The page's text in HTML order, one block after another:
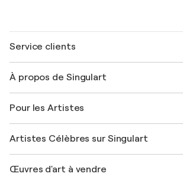
Service clients
Expédition
Offrir une carte cadeau
Rejoignez notre programme commercial
Mon compte
+33 1 76 44 06 42
À propos de Singulart
FAQ
Magazine Singulart
Emplois
Découvrez une sélection d'art original
Pour les Artistes
Se connecter en tant qu'Artiste
Artistes Célèbres sur Singulart
Marc Chagall
Œuvres d'art à vendre